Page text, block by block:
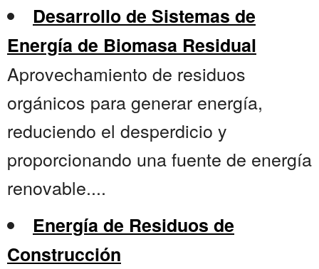
Desarrollo de Sistemas de
Energía de Biomasa Residual
Aprovechamiento de residuos
orgánicos para generar energía,
reduciendo el desperdicio y
proporcionando una fuente de energía
renovable....
Energía de Residuos de
Construcción